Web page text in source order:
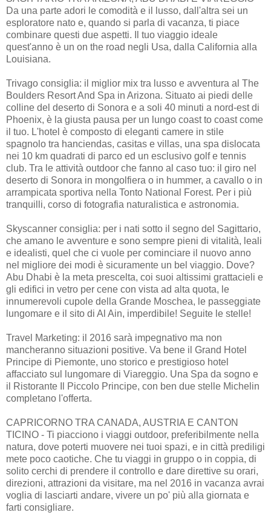
Da una parte adori le comodità e il lusso, dall'altra sei un
esploratore nato e, quando si parla di vacanza, ti piace
combinare questi due aspetti. Il tuo viaggio ideale
quest'anno è un on the road negli Usa, dalla California alla
Louisiana.
Trivago consiglia: il miglior mix tra lusso e avventura al The
Boulders Resort And Spa in Arizona. Situato ai piedi delle
colline del deserto di Sonora e a soli 40 minuti a nord-est di
Phoenix, è la giusta pausa per un lungo coast to coast come
il tuo. L'hotel è composto di eleganti camere in stile
spagnolo tra hanciendas, casitas e villas, una spa dislocata
nei 10 km quadrati di parco ed un esclusivo golf e tennis
club. Tra le attività outdoor che fanno al caso tuo: il giro nel
deserto di Sonora in mongolfiera o in hummer, a cavallo o in
arrampicata sportiva nella Tonto National Forest. Per i più
tranquilli, corso di fotografia naturalistica e astronomia.
Skyscanner consiglia: per i nati sotto il segno del Sagittario,
che amano le avventure e sono sempre pieni di vitalità, leali
e idealisti, quel che ci vuole per cominciare il nuovo anno
nel migliore dei modi è sicuramente un bel viaggio. Dove?
Abu Dhabi è la meta prescelta, coi suoi altissimi grattacieli e
gli edifici in vetro per cene con vista ad alta quota, le
innumerevoli cupole della Grande Moschea, le passeggiate
lungomare e il sito di Al Ain, imperdibile! Seguite le stelle!
Travel Marketing: il 2016 sarà impegnativo ma non
mancheranno situazioni positive. Va bene il Grand Hotel
Principe di Piemonte, uno storico e prestigioso hotel
affacciato sul lungomare di Viareggio. Una Spa da sogno e
il Ristorante Il Piccolo Principe, con ben due stelle Michelin
completano l'offerta.
CAPRICORNO TRA CANADA, AUSTRIA E CANTON
TICINO - Ti piacciono i viaggi outdoor, preferibilmente nella
natura, dove poterti muovere nei tuoi spazi, e in città prediligi
mete poco caotiche. Che tu viaggi in gruppo o in coppia, di
solito cerchi di prendere il controllo e dare direttive su orari,
direzioni, attrazioni da visitare, ma nel 2016 in vacanza avrai
voglia di lasciarti andare, vivere un po' più alla giornata e
farti consigliare.